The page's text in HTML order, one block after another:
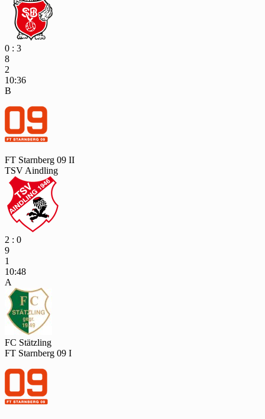
0 : 3
8
2
10:36
B
FT Starnberg 09 II
TSV Aindling
2 : 0
9
1
10:48
A
FC Stätzling
FT Starnberg 09 I